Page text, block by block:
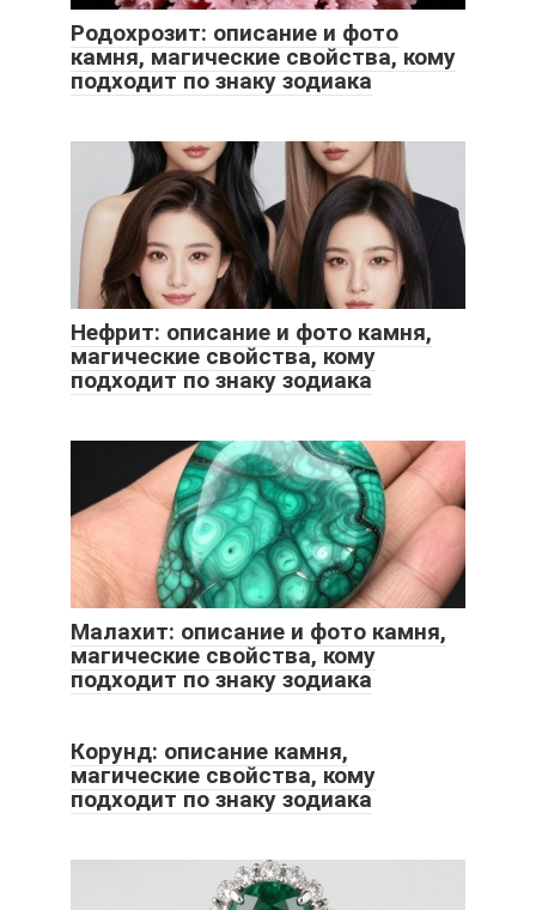
Родохрозит: описание и фото
камня, магические свойства, кому
подходит по знаку зодиака
Нефрит: описание и фото камня,
магические свойства, кому
подходит по знаку зодиака
Малахит: описание и фото камня,
магические свойства, кому
подходит по знаку зодиака
Корунд: описание камня,
магические свойства, кому
подходит по знаку зодиака